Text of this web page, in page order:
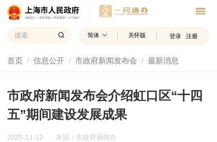
简体 关怀版 登录 注册
首页 信息公开 市政府新闻发布会 最新消息
市政府新闻发布会介绍虹口区“十四
五”期间建设发展成果
2025-11-12 来源：市政府新闻办